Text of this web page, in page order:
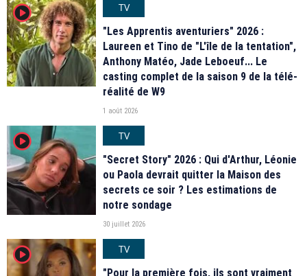
player2
TV
"Les Apprentis aventuriers" 2026 :
Laureen et Tino de "L'île de la tentation",
Anthony Matéo, Jade Leboeuf... Le
casting complet de la saison 9 de la télé-
réalité de W9
1 août 2026
player2
TV
"Secret Story" 2026 : Qui d'Arthur, Léonie
ou Paola devrait quitter la Maison des
secrets ce soir ? Les estimations de
notre sondage
30 juillet 2026
player2
TV
"Pour la première fois, ils sont vraiment